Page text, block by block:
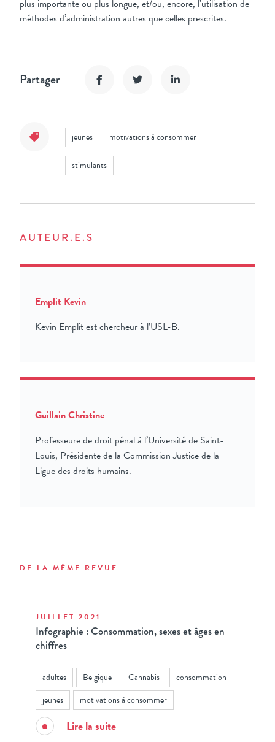
plus importante ou plus longue, et/ou, encore, l’utilisation de
méthodes d’administration autres que celles prescrites.
Partager
jeunes motivations à consommer
stimulants
AUTEUR.E.S
Emplit Kevin
Kevin Emplit est chercheur à l’USL-B.
Guillain Christine
Professeure de droit pénal à l’Université de Saint-
Louis, Présidente de la Commission Justice de la
Ligue des droits humains.
DE LA MÊME REVUE
JUILLET 2021
Infographie : Consommation, sexes et âges en
chiffres
adultes Belgique Cannabis
consommation
jeunes
motivations à consommer
Lire la suite